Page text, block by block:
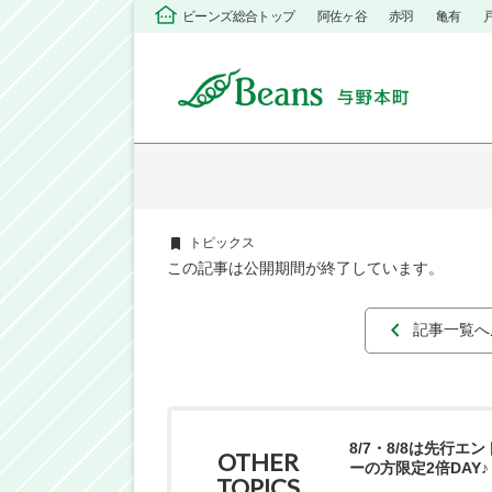
ビーンズ総合トップ 阿佐ヶ谷 赤羽 亀有
トピックス
この記事は公開期間が終了しています。
記事一覧
OTHER
8/7・8/8は先行エン
ーの方限定2倍DAY♪